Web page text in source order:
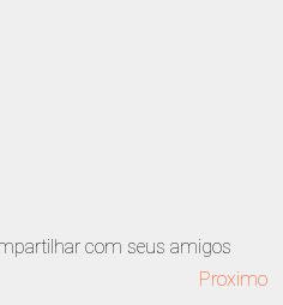
com seus amigos
Proximo